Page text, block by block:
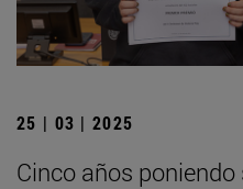
25 | 03 | 2025
Cinco años